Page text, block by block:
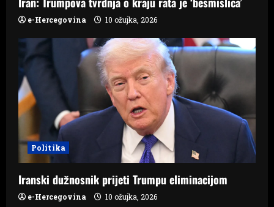
ne-Hercegovina 10 ožujka, 2026
Politika
Iranski dužnosnik prijeti Trumpu eliminacijom
e-Hercegovina 10 ožujka, 2026